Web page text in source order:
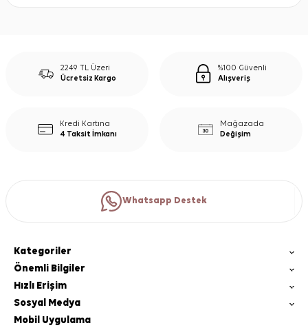
2249 TL Üzeri
Ücretsiz Kargo
%100 Güvenli
Alışveriş
Kredi Kartına
4 Taksit İmkanı
Mağazada
Değişim
Whatsapp Destek
Kategoriler
Önemli Bilgiler
Hızlı Erişim
Sosyal Medya
Mobil Uygulama